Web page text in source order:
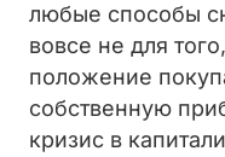
любые способы
вовсе не для
положение
собственную
кризис в